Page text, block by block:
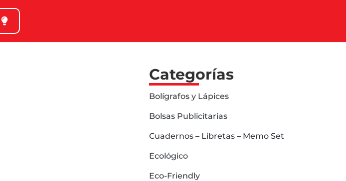
Categorías
Bolígrafos y Lápices
Bolsas Publicitarias
Cuadernos – Libretas – Memo Set
Ecológico
Eco-Friendly